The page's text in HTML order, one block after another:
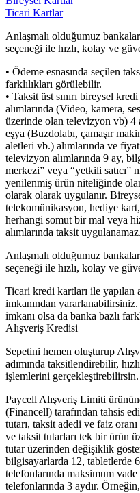
Ticari Kartlar
Anlaşmalı olduğumuz
seçeneği ile hızlı, kolay ve
• Ödeme esnasında seçilen
farklılıkları görülebilir.
• Taksit üst sınırı bireysel
alımlarında (Video, kamera,
üzerinde olan televizyon vb) 4
eşya (Buzdolabı, çamaşır
aletleri vb.) alımlarında ve
televizyon alımlarında 9 ay,
merkezi” veya “yetkili satıcı”
yenilenmiş ürün niteliğinde
olarak olarak uygulanır.
telekomünikasyon, hediye
herhangi somut bir mal veya
alımlarında taksit uygulanamaz.
Anlaşmalı olduğumuz
seçeneği ile hızlı, kolay ve
Ticari kredi kartları ile yapılan
imkanından
imkanı olsa da banka bazlı
Alışveriş Kredisi
Sepetini hemen oluşturup
adımında taksitlendirebilir,
işlemlerini gerçekleştirebilirsin.
Paycell Alışveriş Limiti
(Financell) tarafından tahsis
tutarı, taksit adedi ve faiz
ve taksit tutarları tek bir ürün
tutar üzerinden değişiklik
bilgisayarlarda 12, tabletlerde
telefonlarında maksimum
telefonlarında 3 aydır.